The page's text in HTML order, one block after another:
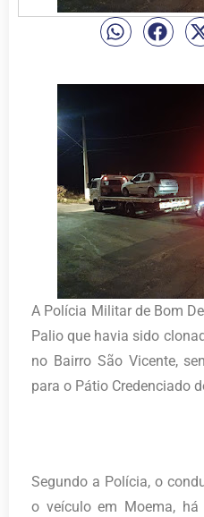
A Polícia Militar de Bom
Palio que havia sido
no Bairro São Vicente,
para o Pátio Credenciado
Segundo a Polícia, o
o veículo em Moema,